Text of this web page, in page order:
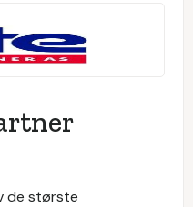
de største